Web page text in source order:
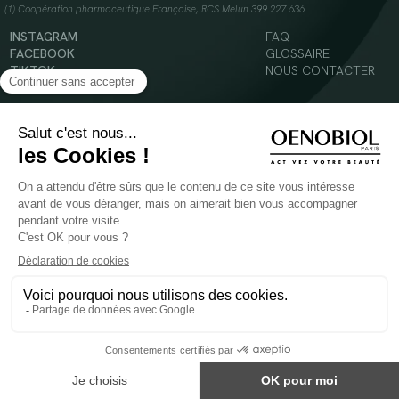
(1) Coopération pharmaceutique Française, RCS Melun 399 227 636
INSTAGRAM
FACEBOOK
TIKTOK
YOUTUBE
FAQ
GLOSSAIRE
NOUS CONTACTER
© 2024 Oenobiol Paris
Mentions légales
Politique en matière de cookies
POUR VOTRE SANTÉ, MANGEZ AU MOINS CINQ FRUITS ET LÉGUMES PAR JOUR -
Les complément alimentaires doivent être utilisés dans le cadre d'un mode de vie sain et
ne pas être utilisés comme substituts d'un régimes alimentaire varié et équilibré.